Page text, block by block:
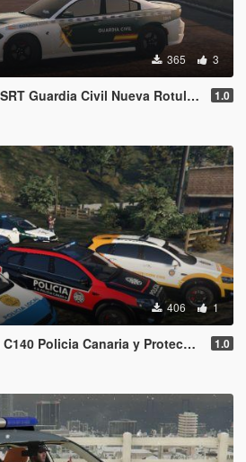
365 3
Guardia Civil Nueva Rotulacion 1.0
406 1
y Proteccion Civil Canaria [Add-on/Replace] 1.0